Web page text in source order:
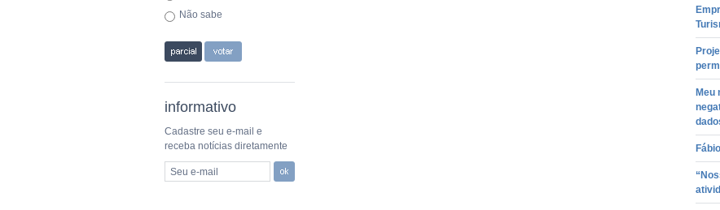
Não sabe
informativo
Cadastre seu e-mail e
receba notícias diretamente
Seu e-mail
Meu